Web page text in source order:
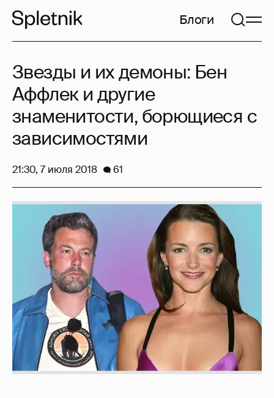
Блоги
Звезды и их демоны: Бен
Аффлек и другие
знаменитости, борющиеся с
зависимостями
21:30, 7 июля 2018 61